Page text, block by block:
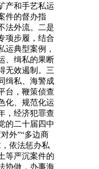
产和手艺私运
件的督办指
法外流。二是
项步履，结合
运典型案例，
、缉私的果断
无效遏制。三
缉私、海警成
台，鞭策侦查
化、规范化运
，经济犯罪查
的二十届四中
外”“多边商
依法惩办私
等严沉案件的
协做，办事海